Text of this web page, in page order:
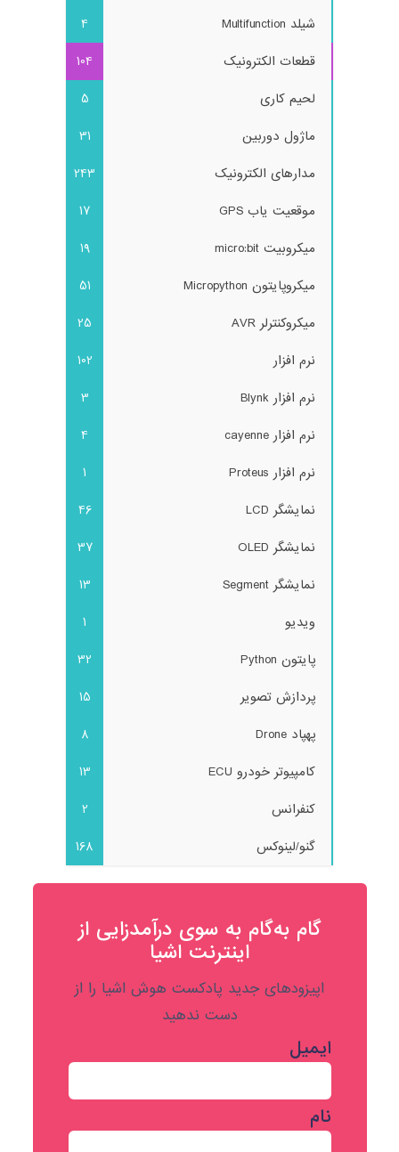
شیلد Multifunction
4
قطعات الکترونیک
104
لحیم کاری
5
ماژول دوربین
31
مدارهای الکترونیک
243
موقعیت یاب GPS
17
میکروبیت micro:bit
19
میکروپایتون Micropython
51
میکروکنترلر AVR
25
نرم افزار
102
نرم افزار Blynk
3
نرم افزار cayenne
4
نرم افزار Proteus
1
نمایشگر LCD
46
نمایشگر OLED
37
نمایشگر Segment
13
ویدیو
1
پایتون Python
32
پردازش تصویر
15
پهپاد Drone
8
کامپیوتر خودرو ECU
13
کنفرانس
2
گنو/لینوکس
168
گام به‌گام به‌ سوی درآمدزایی از
اینترنت اشیا
اپیزودهای جدید پادکست هوش اشیا را از
دست ندهید
ایمیل
نام